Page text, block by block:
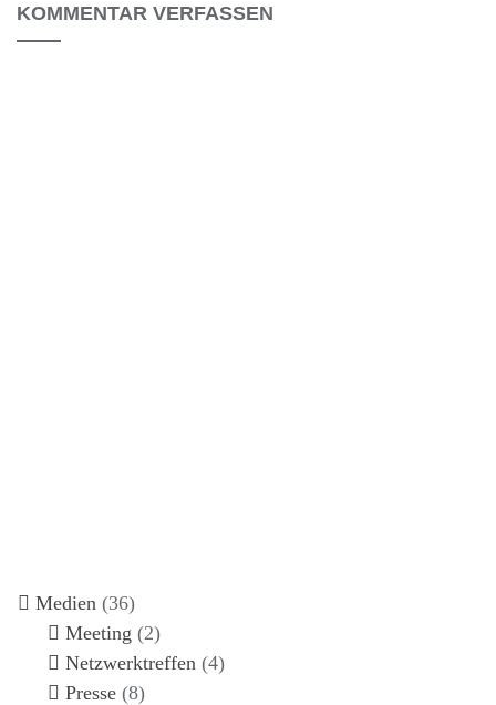
KOMMENTAR VERFASSEN
Medien (36)
Meeting (2)
Netzwerktreffen (4)
Presse (8)